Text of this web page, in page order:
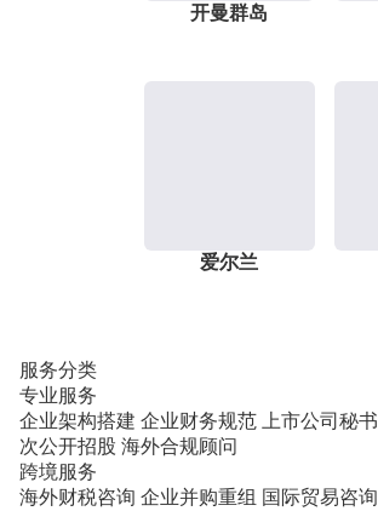
开曼群岛
爱尔兰
服务分类
专业服务
企业架构搭建 企业财务规范 上市公司秘书
次公开招股 海外合规顾问
跨境服务
海外财税咨询 企业并购重组 国际贸易咨询